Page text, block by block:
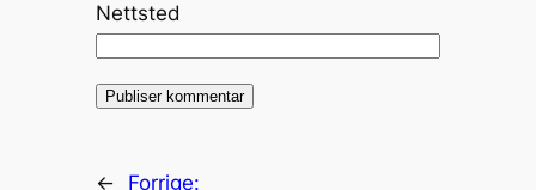
Nettsted
←
Forrige: